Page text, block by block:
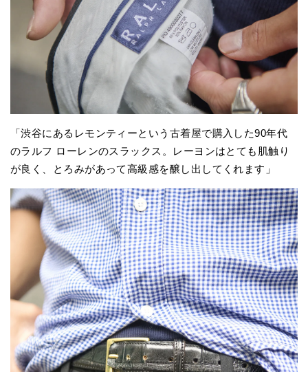
「渋谷にあるレモンティーという古着屋で購入した90年代
のラルフ ローレンのスラックス。レーヨンはとても肌触り
が良く、とろみがあって高級感を醸し出してくれます」